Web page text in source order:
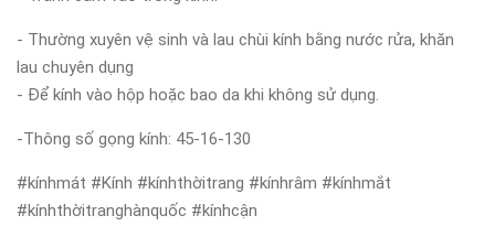
- Thường xuyên vệ sinh và lau chùi kính bằng nước rửa, khăn
lau chuyên dụng
- Để kính vào hộp hoặc bao da khi không sử dụng.
-Thông số gọng kính: 45-16-130
#kínhmát #Kính #kínhthờitrang #kínhrâm #kínhmắt
#kínhthờitranghànquốc #kínhcận